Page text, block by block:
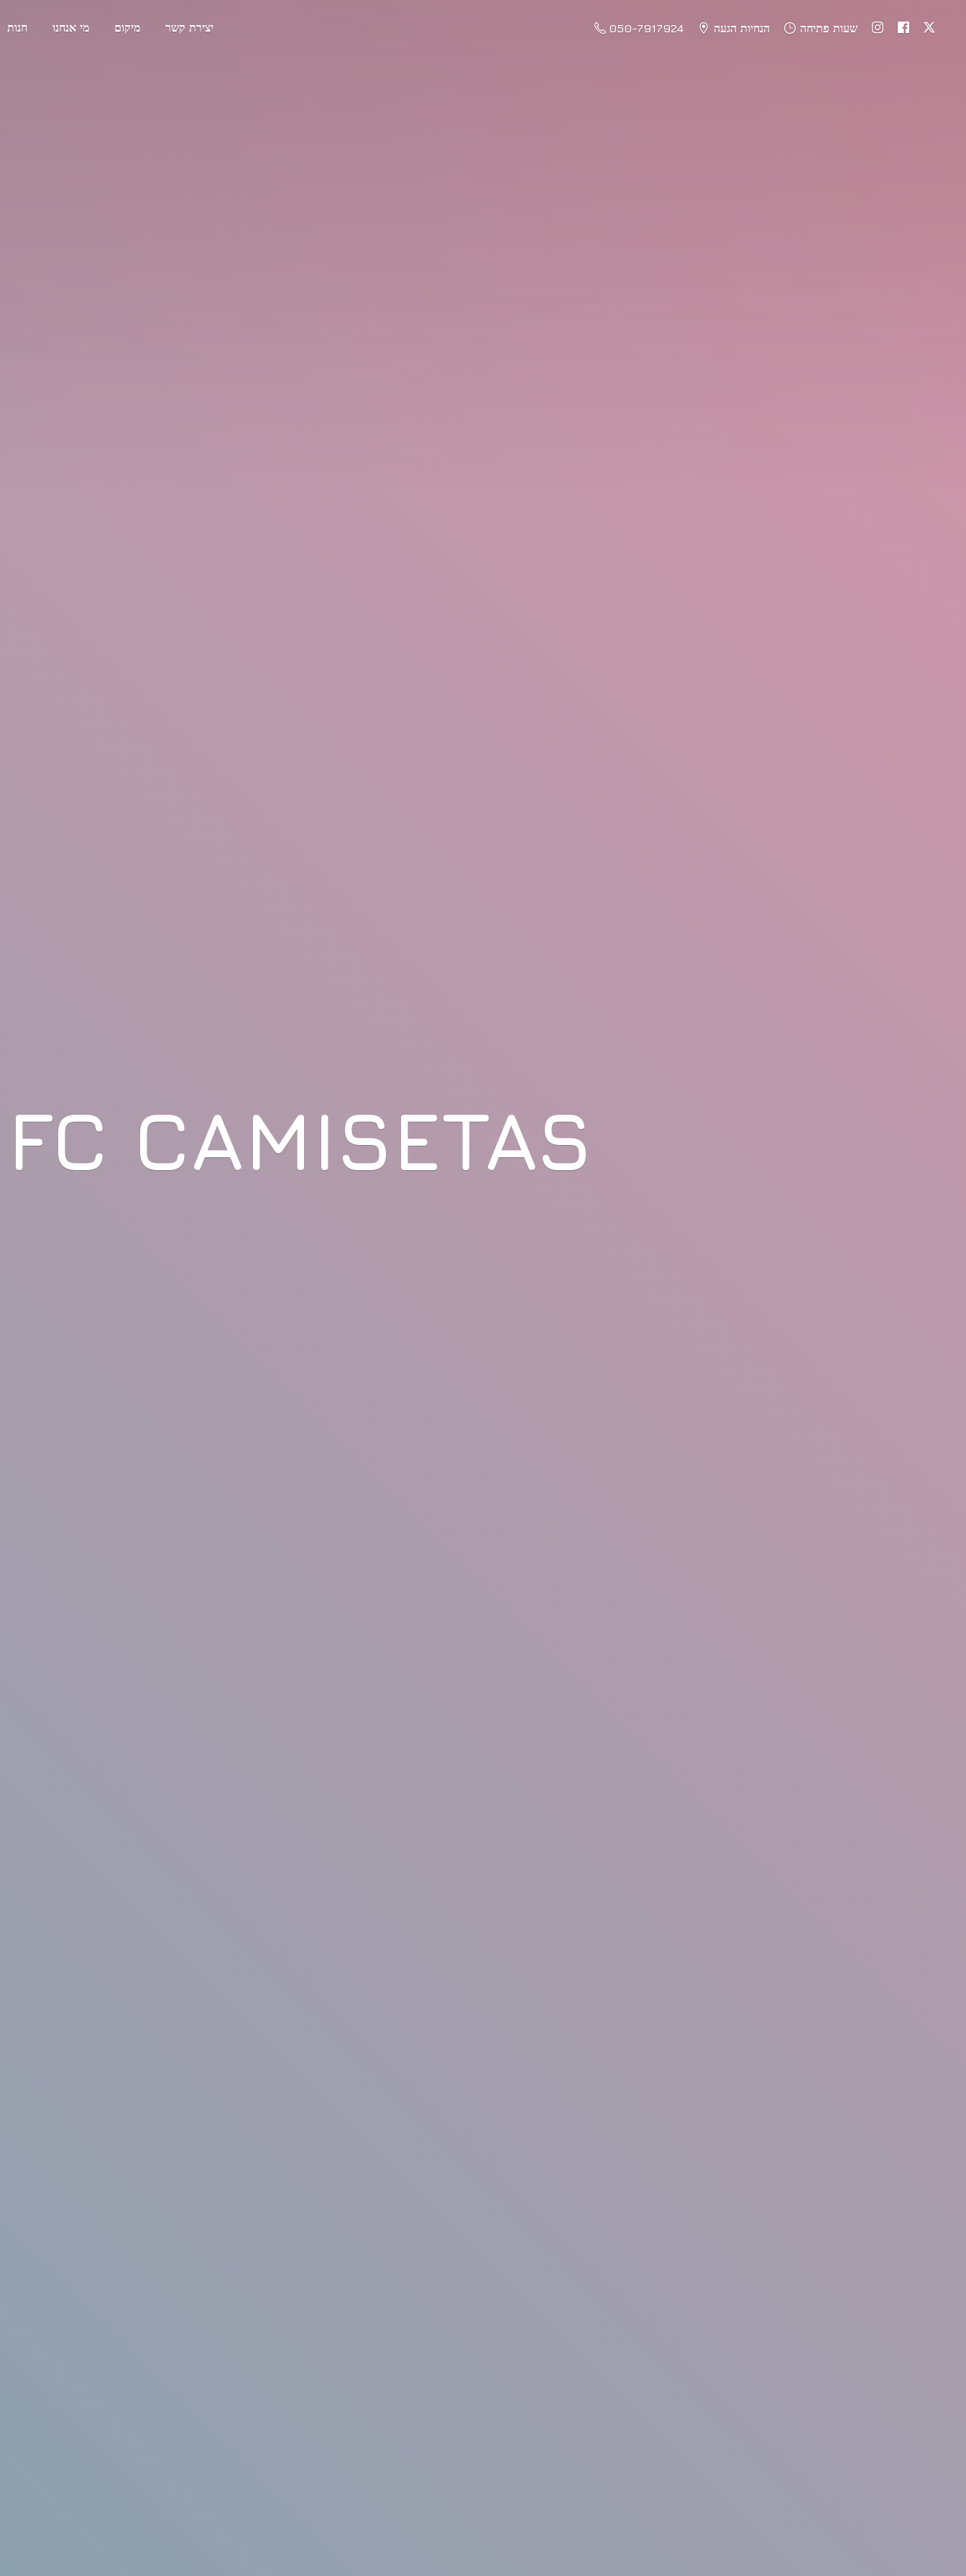
חנות מי אנחנו מיקום יצירת קשר 050-7917924 הנחיות הגעה שעות פתיחה
FC CAMISETAS